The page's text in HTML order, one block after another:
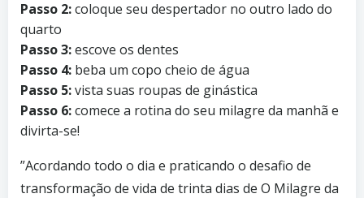
Passo 2:coloque seu despertador no outro lado do
quarto
Passo 3:escove os dentes
Passo 4: beba um copo cheio de água
Passo 5:vista suas roupas de ginástica
Passo 6:comece a rotina do seu milagre da manhã e
divirta-se!
”Acordando todo o dia e praticando o desafio de
transformação de vida de trinta dias de O Milagre da